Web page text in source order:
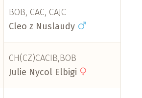
BOB, CAC, CAJC
Cleo z Nuslaudy
CH(CZ)CACIB,BOB
Julie Nycol Elbigi